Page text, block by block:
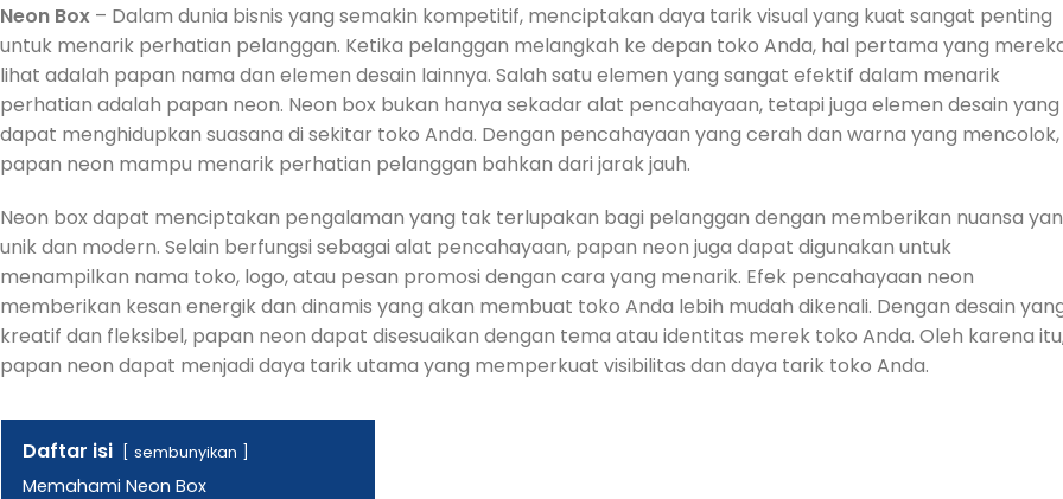
Neon Box – Dalam dunia bisnis yang semakin kompetitif, menciptakan daya tarik visual yang kuat sangat penting
untuk menarik perhatian pelanggan. Ketika pelanggan melangkah ke depan toko Anda, hal pertama yang
lihat adalah papan nama dan elemen desain lainnya. Salah satu elemen yang sangat efektif dalam menarik
perhatian adalah papan neon. Neon box bukan hanya sekadar alat pencahayaan, tetapi juga elemen desain yang
dapat menghidupkan suasana di sekitar toko Anda. Dengan pencahayaan yang cerah dan warna yang mencolok,
papan neon mampu menarik perhatian pelanggan bahkan dari jarak jauh.
Neon box dapat menciptakan pengalaman yang tak terlupakan bagi pelanggan dengan memberikan nuansa
unik dan modern. Selain berfungsi sebagai alat pencahayaan, papan neon juga dapat digunakan untuk
menampilkan nama toko, logo, atau pesan promosi dengan cara yang menarik. Efek pencahayaan neon
memberikan kesan energik dan dinamis yang akan membuat toko Anda lebih mudah dikenali. Dengan desain
kreatif dan fleksibel, papan neon dapat disesuaikan dengan tema atau identitas merek toko Anda. Oleh karena
papan neon dapat menjadi daya tarik utama yang memperkuat visibilitas dan daya tarik toko Anda.
Daftar isi sembunyikan
Memahami Neon Box